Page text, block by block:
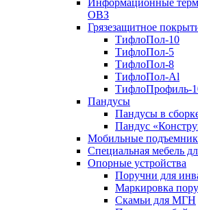
Информационные
ОВЗ
Грязезащитное
ТифлоПол-10
ТифлоПол-5
ТифлоПол-8
ТифлоПол-Al
ТифлоПрофиль-
Пандусы
Пандусы в
Пандус
Мобильные
Специальная мебель
Опорные устройства
Поручни для
Маркировка
Скамьи для МГН